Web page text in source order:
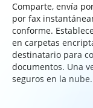
Comparte, envía
por fax
conforme.
en carpetas
destinatario para
documentos. Una
seguros en la nube.